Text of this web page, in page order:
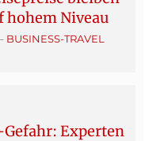
hohem Niveau
BUSINESS-TRAVEL
Experten